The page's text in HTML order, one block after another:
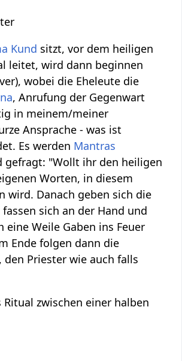
Kund sitzt, vor dem heiligen
leitet, wird dann beginnen
wobei die Eheleute die
, Anrufung der Gegenwart
in meinem/meiner
Ansprache - was ist
Es werden Mantras
gefragt: "Wollt ihr den heiligen
Worten, in diesem
wird. Danach geben sich die
sich an der Hand und
Weile Gaben ins Feuer
Ende folgen dann die
, den Priester wie auch falls
zwischen einer halben